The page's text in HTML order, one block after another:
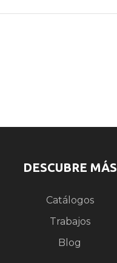
DESCUBRE MÁS
Catálogos
Trabajos
Blog